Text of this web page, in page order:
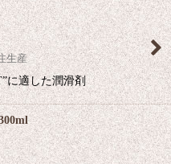
生産
に適した潤滑剤